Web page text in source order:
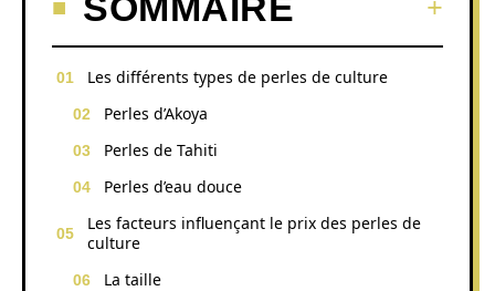
Les différents types de perles de culture
Perles d’Akoya
Perles de Tahiti
Perles d’eau douce
Les facteurs influençant le prix des perles de
culture
La taille